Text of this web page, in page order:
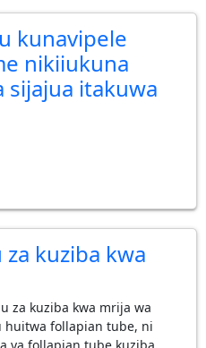
kunavipele
nikiiukuna
sijajua itakuwa
kuziba kwa
za kuziba kwa mrija wa
huitwa follapian tube, ni